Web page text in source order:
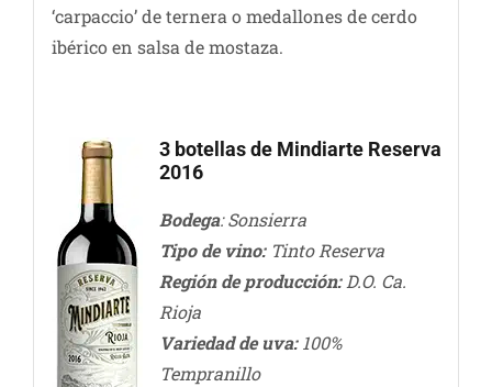
‘carpaccio’ de ternera o medallones de cerdo
ibérico en salsa de mostaza.
3 botellas de Mindiarte Reserva
2016
Bodega: Sonsierra
Tipo de vino:Tinto Reserva
Región de producción:D.O. Ca.
Rioja
Variedad de uva:100%
Tempranillo